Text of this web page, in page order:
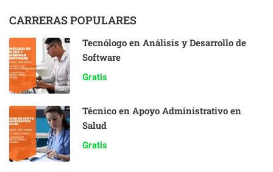
CARRERAS POPULARES
Tecnólogo en Análisis y Desarrollo de
Software
Gratis
Técnico en Apoyo Administrativo en
Salud
Gratis